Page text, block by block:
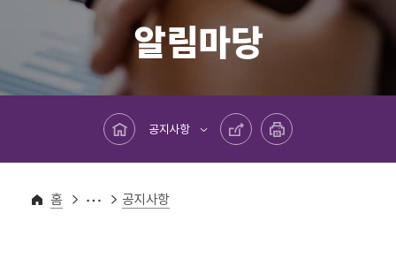
알림마당
메인페이지로 바로가기
공지사항
공유하기 프린트하기
홈
알림마당 공지사항